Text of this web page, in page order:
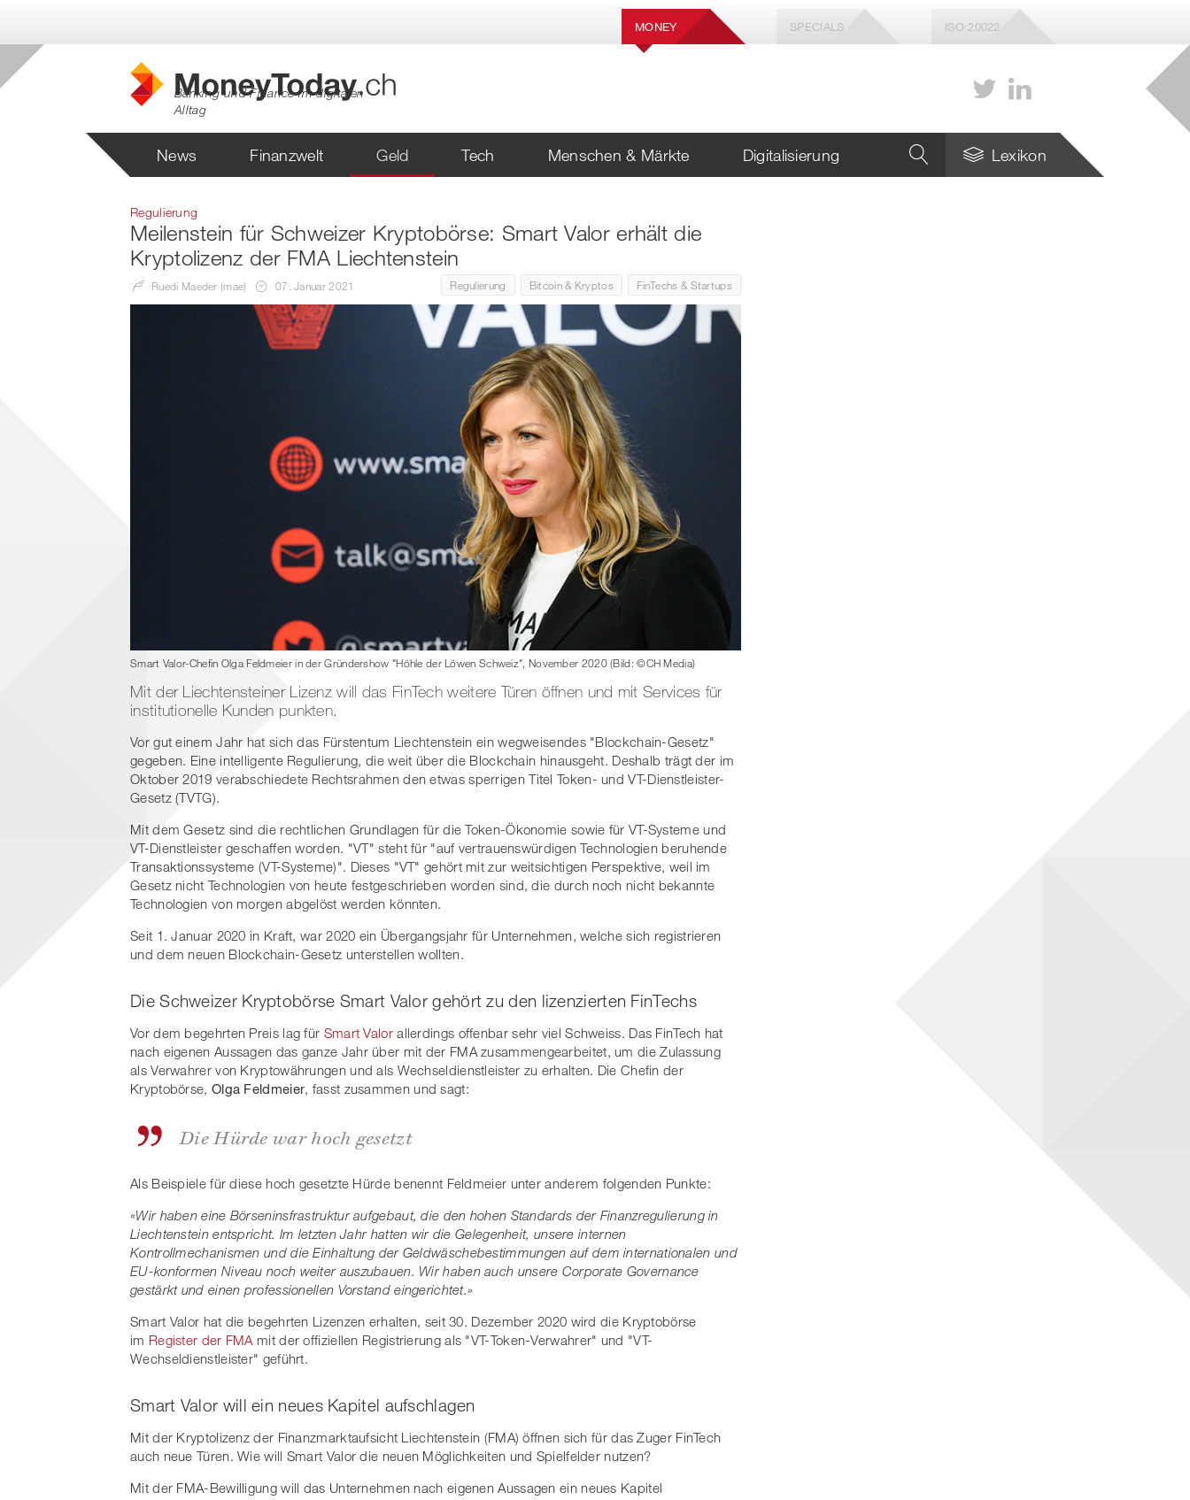
MONEY SPECIALS ISO 20022
Banking und Finance im digitalen
Alltag
News Finanzwelt Geld Tech Menschen & Märkte Digitalisierung Lexikon
Regulierung
Meilenstein für Schweizer Kryptobörse: Smart Valor erhält die
Kryptolizenz der FMA Liechtenstein
Ruedi Maeder (mae) 07. Januar 2021 Regulierung Bitcoin & Kryptos FinTechs & Startups
Smart Valor-Chefin Olga Feldmeier in der Gründershow "Höhle der Löwen Schweiz", November 2020 (Bild: ©CH Media)
Mit der Liechtensteiner Lizenz will das FinTech weitere Türen öffnen und mit Services für
institutionelle Kunden punkten.
Vor gut einem Jahr hat sich das Fürstentum Liechtenstein ein wegweisendes "Blockchain-Gesetz"
gegeben. Eine intelligente Regulierung, die weit über die Blockchain hinausgeht. Deshalb trägt der im
Oktober 2019 verabschiedete Rechtsrahmen den etwas sperrigen Titel Token- und VT-Dienstleister-
Gesetz (TVTG).
Mit dem Gesetz sind die rechtlichen Grundlagen für die Token-Ökonomie sowie für VT-Systeme und
VT-Dienstleister geschaffen worden. "VT" steht für "auf vertrauenswürdigen Technologien beruhende
Transaktionssysteme (VT-Systeme)". Dieses "VT" gehört mit zur weitsichtigen Perspektive, weil im
Gesetz nicht Technologien von heute festgeschrieben worden sind, die durch noch nicht bekannte
Technologien von morgen abgelöst werden könnten.
Seit 1. Januar 2020 in Kraft, war 2020 ein Übergangsjahr für Unternehmen, welche sich registrieren
und dem neuen Blockchain-Gesetz unterstellen wollten.
Die Schweizer Kryptobörse Smart Valor gehört zu den lizenzierten FinTechs
Vor dem begehrten Preis lag für Smart Valorallerdings offenbar sehr viel Schweiss. Das FinTech hat
nach eigenen Aussagen das ganze Jahr über mit der FMA zusammengearbeitet, um die Zulassung
als Verwahrer von Kryptowährungen und als Wechseldienstleister zu erhalten. Die Chefin der
Kryptobörse, Olga Feldmeier , fasst zusammen und sagt:
Die Hürde war hoch gesetzt
Als Beispiele für diese hoch gesetzte Hürde benennt Feldmeier unter anderem folgenden Punkte:
«Wir haben eine Börseninsfrastruktur aufgebaut, die den hohen Standards der Finanzregulierung in
Liechtenstein entspricht. Im letzten Jahr hatten wir die Gelegenheit, unsere internen
Kontrollmechanismen und die Einhaltung der Geldwäschebestimmungen auf dem internationalen und
EU-konformen Niveau noch weiter auszubauen. Wir haben auch unsere Corporate Governance
gestärkt und einen professionellen Vorstand eingerichtet.»
Smart Valor hat die begehrten Lizenzen erhalten, seit 30. Dezember 2020 wird die Kryptobörse
im Register der FMA mit der offiziellen Registrierung als "VT-Token-Verwahrer" und "VT-
Wechseldienstleister" geführt.
Smart Valor will ein neues Kapitel aufschlagen
Mit der Kryptolizenz der Finanzmarktaufsicht Liechtenstein (FMA) öffnen sich für das Zuger FinTech
auch neue Türen. Wie will Smart Valor die neuen Möglichkeiten und Spielfelder nutzen?
Mit der FMA-Bewilligung will das Unternehmen nach eigenen Aussagen ein neues Kapitel